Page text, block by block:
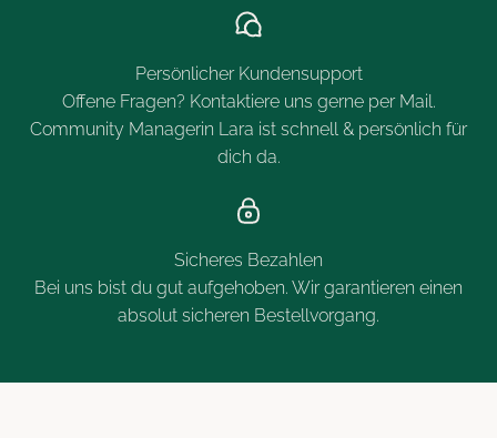
Persönlicher Kundensupport
Offene Fragen? Kontaktiere uns gerne per Mail.
Community Managerin Lara ist schnell & persönlich für
dich da.
Sicheres Bezahlen
Bei uns bist du gut aufgehoben. Wir garantieren einen
absolut sicheren Bestellvorgang.